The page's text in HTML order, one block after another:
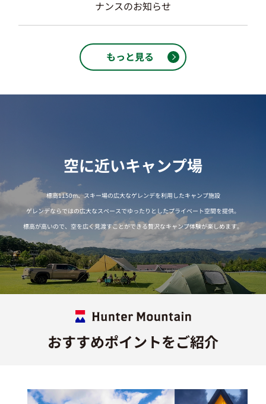
ナンスのお知らせ
もっと見る
空に近いキャンプ場
標高1150m、スキー場の広大なゲレンデを利用したキャンプ施設
ゲレンデならではの広大なスペースでゆったりとしたプライベート空間を提供。
標高が高いので、 空を広く見渡すことができる贅沢なキャンプ体験が楽しめます。
おすすめポイントをご紹介